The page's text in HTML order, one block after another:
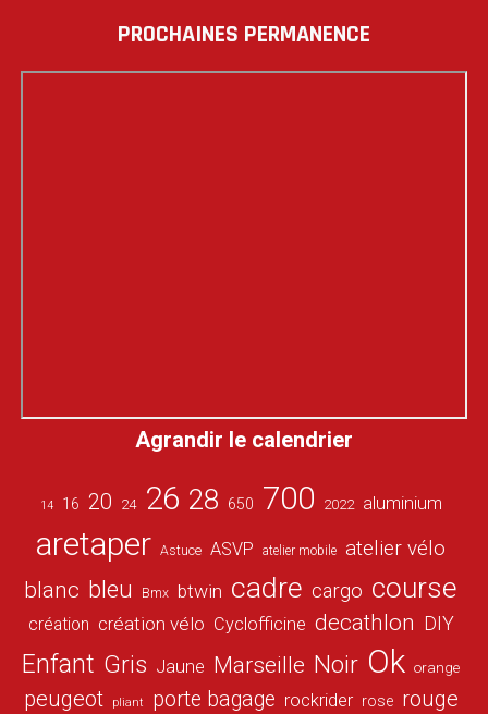
PROCHAINES PERMANENCE
Agrandir le calendrier
14 16 20 24 26 28 650 700 2022 aluminium
aretaper Astuce ASVP atelier mobile atelier vélo
blanc bleu Bmx btwin cadre cargo course
création création vélo Cyclofficine decathlon DIY
Enfant Gris Jaune Marseille Noir Ok orange
peugeot pliant porte bagage rockrider rose rouge